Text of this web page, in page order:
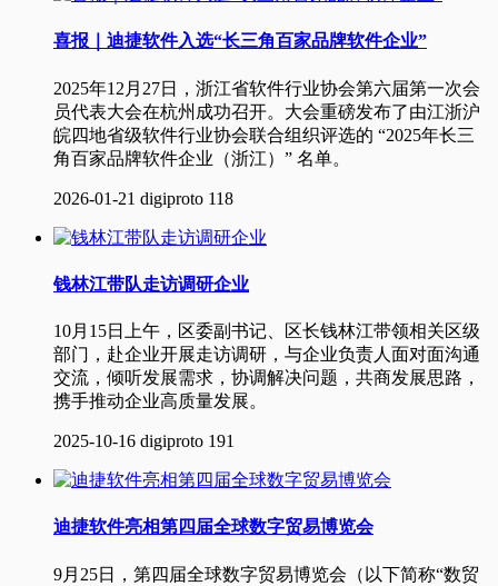
喜报｜迪捷软件入选“长三角百家品牌软件企业”
2025年12月27日，浙江省软件行业协会第六届第一次会
员代表大会在杭州成功召开。大会重磅发布了由江浙沪
皖四地省级软件行业协会联合组织评选的 “2025年长三
角百家品牌软件企业（浙江）” 名单。
2026-01-21 digiproto 118
钱林江带队走访调研企业
10月15日上午，区委副书记、区长钱林江带领相关区级
部门，赴企业开展走访调研，与企业负责人面对面沟通
交流，倾听发展需求，协调解决问题，共商发展思路，
携手推动企业高质量发展。
2025-10-16 digiproto 191
迪捷软件亮相第四届全球数字贸易博览会
9月25日，第四届全球数字贸易博览会（以下简称“数贸